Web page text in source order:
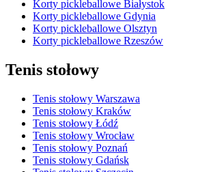
Korty pickleballowe Białystok
Korty pickleballowe Gdynia
Korty pickleballowe Olsztyn
Korty pickleballowe Rzeszów
Tenis stołowy
Tenis stołowy Warszawa
Tenis stołowy Kraków
Tenis stołowy Łódź
Tenis stołowy Wrocław
Tenis stołowy Poznań
Tenis stołowy Gdańsk